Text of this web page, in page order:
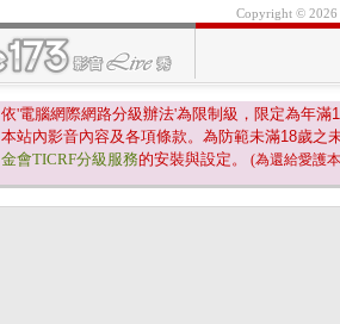
Copyright ©
依'電腦網際網路分級辦法'為限制級，限定為年滿
本站內影音內容及各項條款。為防範未滿18歲之
金會TICRF分級服務的安裝與設定。 (為還給愛護